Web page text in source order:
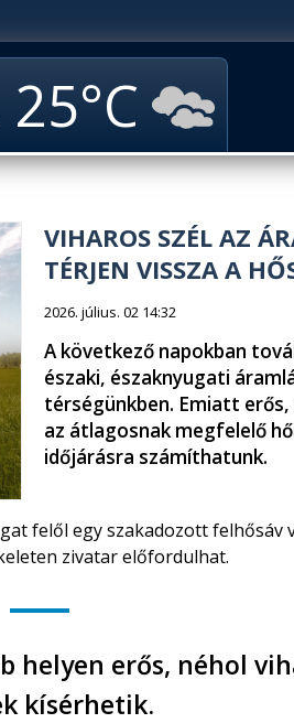
25
VIHAROS SZÉL AZ
TÉRJEN VISSZA A
2026. július. 02 14:32
A következő napokban
északi, északnyugati
térségünkben. Emiatt erős,
az átlagosnak megfelelő
időjárásra számíthatunk.
felől egy szakadozott felhősáv
zivatar előfordulhat.
helyen erős, néhol
kísérhetik.